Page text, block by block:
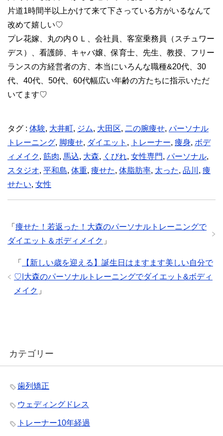
片道1時間半以上かけて来て下さっている方がいるなんて
改めて嬉しい♡
プレ花嫁、丸の内ＯＬ、会社員、客室乗務員（スチュワー
デス）、看護師、キャバ嬢、保育士、先生、教授、フリー
ランスの方経営者の方、本当にいろんな職種&20代、30
代、40代、50代、60代幅広い年齢の方たちに指示いただ
いてます♡
タグ : 体験, 大井町, ジム, 大田区, 二の腕痩せ, パーソナル
トレーニング, 脚痩せ, ダイエット , トレーナー, 痩身, ボデ
ィメイク, 筋肉, 馬込, 大森, くびれ, 女性専門, パーソナル,
スタジオ, 平和島, 体重, 痩せた, 体脂肪率, 太った, 品川 , 痩
せたい, 女性
「 痩せた！若返った！大森のパーソナルトレーニングで
ダイエット＆ボディメイク 」
「
【新しい歳を迎える】誕生日はますます美しい自分で
♡|大森のパーソナルトレーニングでダイエット&ボディ
メイク 」
カテゴリー
歯列矯正
ウェディングドレス
トレーナー10年経過